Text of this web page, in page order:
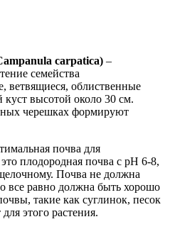
carpatica) –
семейства
ветвящиеся, облиственные
высотой около 30 см.
черешках формируют
почва для
плодородная почва с pH 6-8,
Почва не должна
все равно должна быть хорошо
такие как суглинок, песок
этого растения.